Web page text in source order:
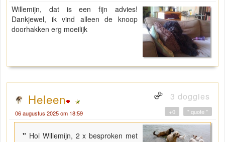
Willemijn, dat is een fijn advies!
Dankjewel, ik vind alleen de knoop
doorhakken erg moeilijk
Heleen 3 doggies
06 augustus 2025 om 18:59 " quote "
+0
" Hoi Willemijn, 2 x besproken met